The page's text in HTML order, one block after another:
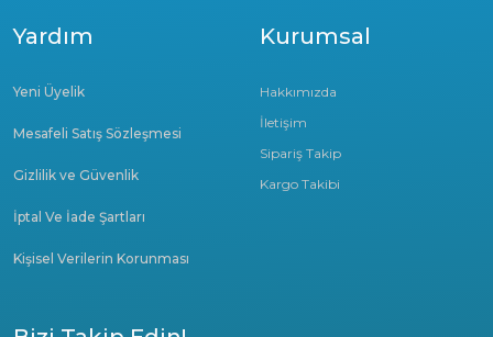
Kurumsal
Hakkımızda
İletişim
Sipariş Takip
Kargo Takibi
Yardım
Yeni Üyelik
Mesafeli Satış Sözleşmesi
Gizlilik ve Güvenlik
İptal Ve İade Şartları
Kişisel Verilerin Korunması